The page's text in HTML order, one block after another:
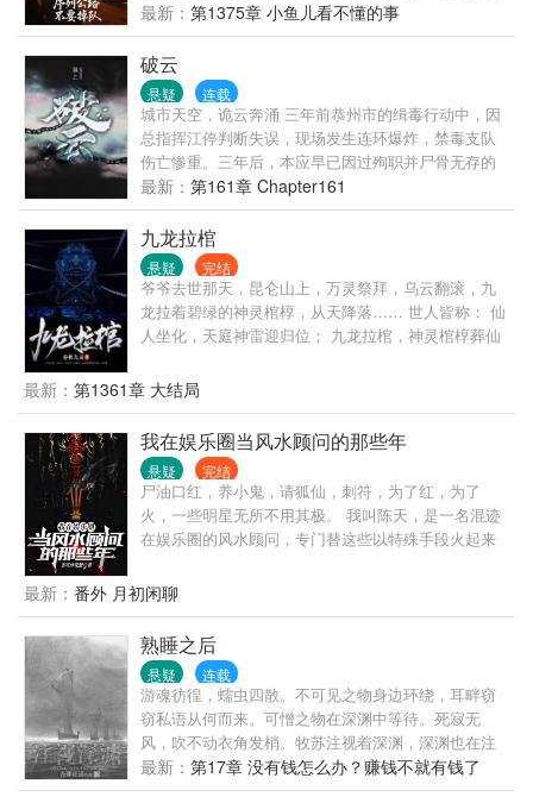
任骂、死心塌地的腹黑小攻’的故事。冷血·禁欲傲娇受
心眼温柔攻年下，养成，励志…主受，1各位大大注
意，本周四入v，当日早上十点三更。周二周三照常下
午六点准时更新，不断更哦～本文境界划分：灵者，
灵师，灵王，灵皇（渡劫），圣者，圣师，圣王，圣
皇，仙。灵皇巅峰会有天劫，渡劫失败绝大多数身死
道消，只有极小几率踏入转轮境，炼神九转成就圣师
位。作者的完结文：↓披着作者壳子的某神穿成文里的
贱受主角，步步为营创建地府，覆灭皇朝，收了至尊
（攻）的辉煌[大雾]一生。有兴趣请戳→→祝大大们看
文愉快，然后专栏求个收藏→→基友好看的文文链接
地址↓本文注：①大阵容长篇，升级流，修仙背景玄幻
强强，非凡人流修真，爱挖坑却都会填。②剧情为主
感情为辅，目标是不在一起天理不容的篇需要很多关
结前，谢绝转载。鞠躬，喜欢本文想转载的大大手下
留情咩。
行车在他手中蜕变为装甲战车。 破旧帐篷进化成移动
堡垒。 当别人为半块压缩饼干拼命时，他的房车已装
载着自动净水系统和微型生态农场。 但真正的危机来
自迷雾深处——那些杀不死的诡异追逐着迁徙车辙。
诡异无法杀死，除非序列超凡。 超过百种匪夷所思的
序列超凡。 超百种奇异奇物…… 又有书名：
最新： 第1375章 小鱼儿看不懂的事
破云
悬疑 连载
城市天空，诡云奔涌 三年前恭州市的缉毒行动中，因
总指挥江停判断失误，现场发生连环爆炸，禁毒支队
伤亡惨重。三年后，本应早已因过殉职并尸骨无存的
江停，竟奇迹般从植物人状态下醒来了。 英魂不得安
息，他必须从地狱重返人间，倾其所有来还原血腥离
奇的真相。 现代都市刑侦，英俊潇洒十项全能进可百
米狙人头退可徒手拆炸|弹没事就爱装个逼的攻&因为
反正随时准备完蛋所以不管发生什么事都很淡定的受
正常每周更六休一，HE
最新： 第161章 Chapter161
九龙拉棺
悬疑 完结
爷爷去世那天，昆仑山上，万灵祭拜，乌云翻滚，九
龙拉着碧绿的神灵棺椁，从天降落…… 世人皆称： 仙
人坐化，天庭神雷迎归位； 九龙拉棺，神灵棺椁葬仙
最新： 第1361章 大结局
我在娱乐圈当风水顾问的那些年
悬疑 完结
尸油口红，养小鬼，请狐仙，刺符，为了红，为了
火，一些明星无所不用其极。 我叫陈天，是一名混迹
在娱乐圈的风水顾问，专门替这些以特殊手段火起来
最新： 番外 月初闲聊
熟睡之后
悬疑 连载
游魂彷徨，蠕虫四散。不可见之物身边环绕，耳畔窃
窃私语从何而来。可憎之物在深渊中等待。死寂无
风，吹不动衣角发梢。牧苏注视着深渊，深渊也在注
视着他。直到牧苏脱掉衣服，深渊才不得不尴尬地移
开视线。
最新： 第17章 没有钱怎么办？赚钱不就有钱了
吗！